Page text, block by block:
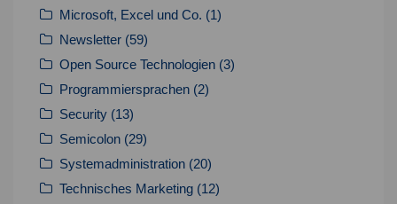
Microsoft, Excel und Co. (1)
Newsletter (59)
Open Source Technologien (3)
Programmiersprachen (2)
Security (13)
Semicolon (29)
Systemadministration (20)
Technisches Marketing (12)